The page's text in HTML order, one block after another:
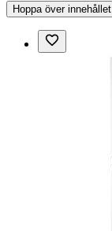
Hoppa över innehållet